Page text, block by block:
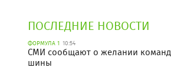
ПОСЛЕДНИЕ НОВОСТИ
ФОРМУЛА 1 10:54
СМИ сообщают о желании
шины